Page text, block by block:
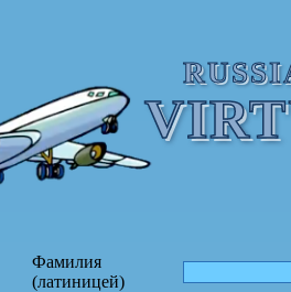
Фамилия
(латиницей)